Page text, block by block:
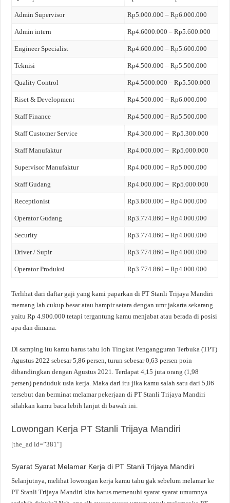
Admin Supervisor Rp5.000.000 – Rp6.000.000
Admin intern Rp4.6000.000 – Rp5.600.000
Engineer Specialist Rp4.600.000 – Rp5.600.000
Teknisi Rp4.500.000 – Rp5.500.000
Quality Control Rp4.5000.000 – Rp5.500.000
Riset & Development Rp4.500.000 – Rp6.000.000
Staff Finance Rp4.500.000 – Rp5.500.000
Staff Customer Service Rp4.300.000 – Rp5.300.000
Staff Manufaktur Rp4.000.000 – Rp5.000.000
Supervisor Manufaktur Rp4.000.000 – Rp5.000.000
Staff Gudang Rp4.000.000 – Rp5.000.000
Receptionist Rp3.800.000 – Rp4.000.000
Operator Gudang Rp3.774.860 – Rp4.000.000
Security Rp3.774.860 – Rp4.000.000
Driver / Supir Rp3.774.860 – Rp4.000.000
Operator Produksi Rp3.774.860 – Rp4.000.000
Terlihat dari daftar gaji yang kami paparkan di PT Stanli Trijaya Mandiri
memang lah cukup besar atau hampir setara dengan umr jakarta sekarang
yaitu Rp 4.900.000 tetapi tergantung kamu menjabat atau berada di posisi
apa dan dimana.
Di samping itu kamu harus tahu loh Tingkat Pengangguran Terbuka (TPT)
Agustus 2022 sebesar 5,86 persen, turun sebesar 0,63 persen poin
dibandingkan dengan Agustus 2021. Terdapat 4,15 juta orang (1,98
persen) penduduk usia kerja. Maka dari itu jika kamu salah satu dari 5,86
tersebut dan berminat melamar pekerjaan di PT Stanli Trijaya Mandiri
silahkan kamu baca lebih lanjut di bawah ini.
Lowongan Kerja PT Stanli Trijaya Mandiri
[the_ad id=”381″]
Syarat Syarat Melamar Kerja di PT Stanli Trijaya Mandiri
Selanjutnya, melihat lowongan kerja kamu tahu gak sebelum melamar ke
PT Stanli Trijaya Mandiri kita harus memenuhi syarat syarat umumnya